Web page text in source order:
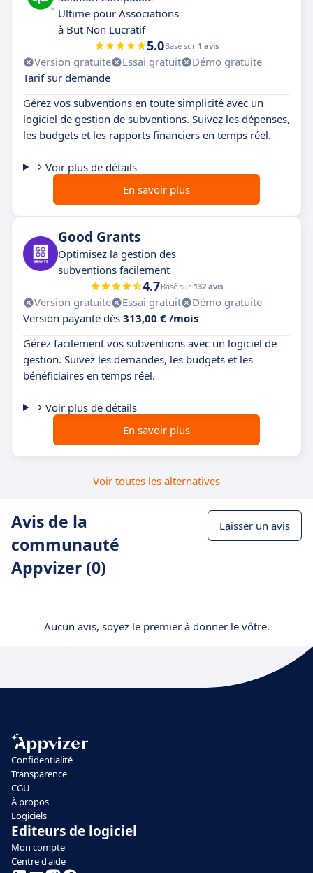
Ultime pour Associations
à But Non Lucratif
5.0Basé sur 1 avis
Version gratuite Essai gratuit
Démo gratuite
Tarif sur demande
Gérez vos subventions en toute simplicité avec un
logiciel de gestion de subventions. Suivez les dépenses,
les budgets et les rapports financiers en temps réel.
Voir plus de détails
En savoir plus
Good Grants
Optimisez la gestion des
subventions facilement
4.7Basé sur 132 avis
Version gratuite Essai gratuit
Démo gratuite
Version payante dès 313,00 € /mois
Gérez facilement vos subventions avec un logiciel de
gestion. Suivez les demandes, les budgets et les
bénéficiaires en temps réel.
Voir plus de détails
En savoir plus
Voir toutes les alternatives
Avis de la
communauté
Appvizer (0)
Laisser un avis
Aucun avis, soyez le premier à donner le vôtre.
Confidentialité
Transparence
CGU
À propos
Logiciels
Editeurs de logiciel
Mon compte
Centre d'aide